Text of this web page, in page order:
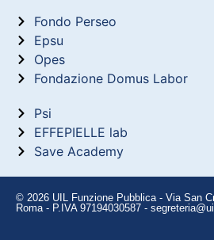
Fondo Perseo
Epsu
Opes
Fondazione Domus Labor
Psi
EFFEPIELLE lab
Save Academy
© 2026 UIL Funzione Pubblica - Via San
Roma - P.IVA 97194030587 -